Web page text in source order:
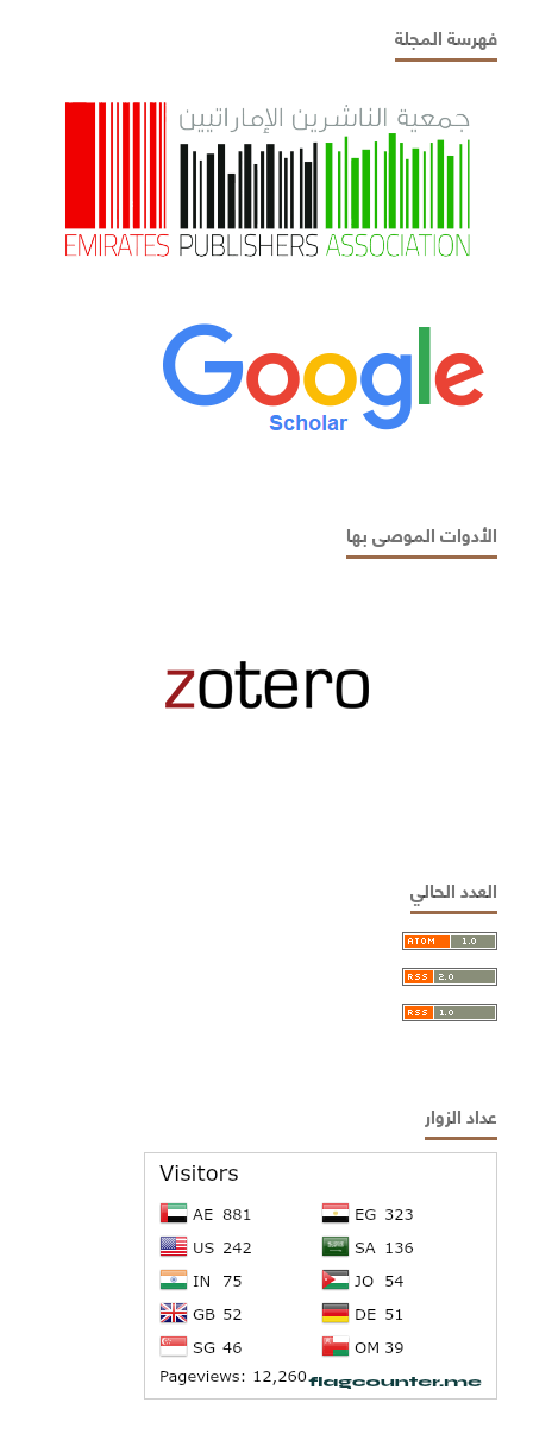
فهرسة المجلة
الأدوات الموصى بها
العدد الحالي
عداد الزوار